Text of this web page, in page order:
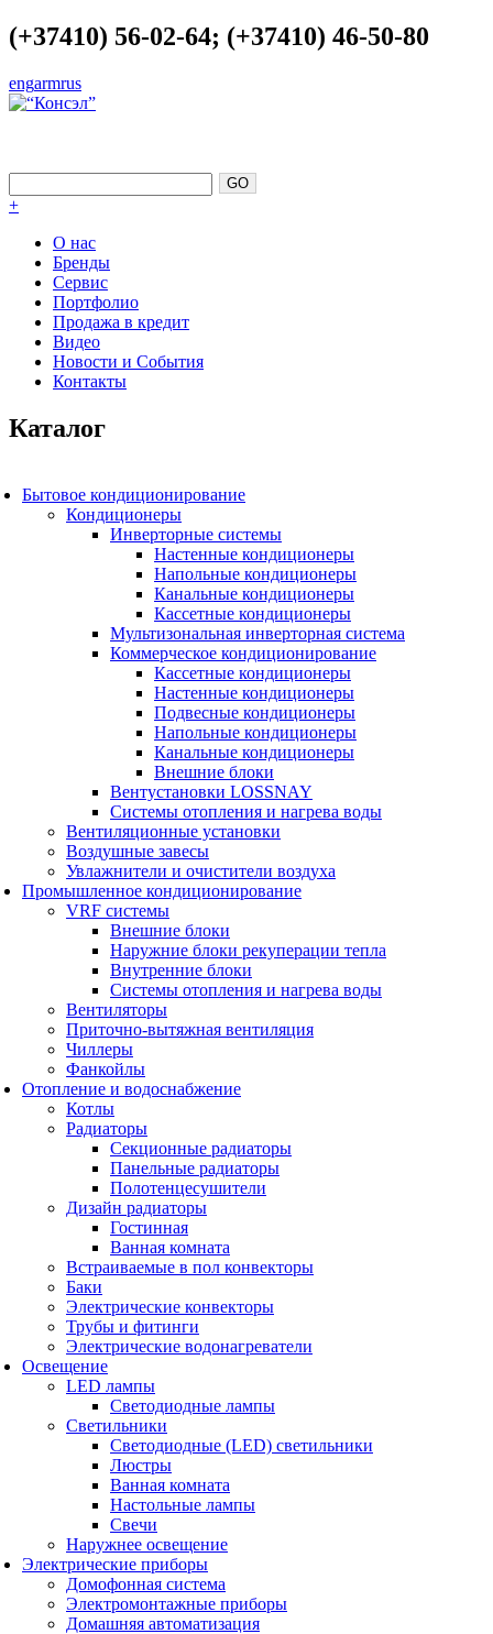
(+37410) 56-02-64; (+37410) 46-50-80
engarmrus
+
О нас
Бренды
Сервис
Портфолио
Продажа в кредит
Видео
Новости и События
Контакты
Каталог
Бытовое кондиционирование
Кондиционеры
Инверторные системы
Настенные кондиционеры
Напольные кондиционеры
Канальные кондиционеры
Кассетные кондиционеры
Мультизональная инверторная система
Коммерческое кондиционирование
Кассетные кондиционеры
Настенные кондиционеры
Подвесные кондиционеры
Напольные кондиционеры
Канальные кондиционеры
Внешние блоки
Вентустановки LOSSNAY
Системы отопления и нагрева воды
Вентиляционные установки
Воздушные завесы
Увлажнители и очистители воздуха
Промышленное кондиционирование
VRF системы
Внешние блоки
Наружние блоки рекуперации тепла
Внутренние блоки
Системы отопления и нагрева воды
Вентиляторы
Приточно-вытяжная вентиляция
Чиллеры
Фанкойлы
Отопление и водоснабжение
Котлы
Радиаторы
Секционные радиаторы
Панельные радиаторы
Полотенцесушители
Дизайн радиаторы
Гостинная
Ванная комната
Встраиваемые в пол конвекторы
Баки
Электрические конвекторы
Трубы и фитинги
Электрические водонагреватели
Освещение
LED лампы
Светодиодные лампы
Светильники
Светодиодные (LED) светильники
Люстры
Ванная комната
Настольные лампы
Свечи
Наружнее освещение
Электрические приборы
Домофонная система
Электромонтажные приборы
Домашняя автоматизация